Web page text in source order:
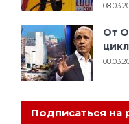
От
Подписаться на